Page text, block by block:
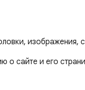
о сайте и его